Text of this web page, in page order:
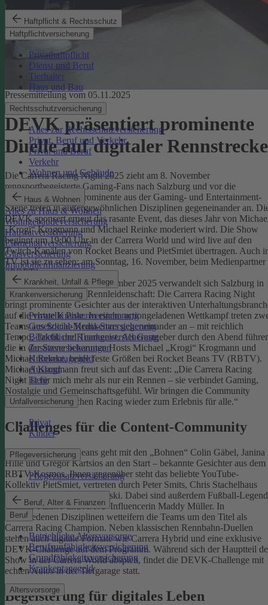
Haftpflicht & Rechtsschutz
Haftpflichtversicherung
Privathaftpflicht
Dienst und Beruf
Tierhalter
Haus und Bau
Rechtsschutzversicherung
Alles zur Rechtsschutzversicherung
Privat, Beruf und Verkehr
Privat und Beruf
Verkehr
Wohnen und Gebäude
Haus & Wohnen
Alles zu Haus & Wohnen
Wohngebäudeversicherung
Hausratversicherung
Elementarversicherung
Glasversicherung
Immobilienfinanzierung
Krankheit, Unfall & Pflege
Krankenversicherung
Private Krankenversicherung
Gesetzliche Krankenversicherung
Betriebliche Krankenversicherung
Zusatzversicherungen
Krankentagegeld
Ausland
Tiere
Unfallversicherung
Privat
Kinder
Pflegeversicherung
Pflegezusatzversicherung
Beruf, Alter & Finanzen
Beruf
Betriebliche Altersvorsorge
Berufsunfähigkeitsversicherung
Grundfähigkeitsversicherung
Krankentagegeld
Altersvorsorge
Pressemitteilung vom 05.11.2025
DEVK präsentiert prominente
Duelle auf digitaler Rennstrecke
Die Carrera Racing Night 2025 zieht am 8. November
rennsportbegeisterte Gaming-Fans nach Salzburg und vor die
Bildschirme. Denn Prominente aus der Gaming- und Entertainment-
Szene treten in außergewöhnlichen Disziplinen gegeneinander an.
DEVK sponsert erneut das rasante Event, das dieses Jahr von
„Krogi“ Krogmann und Michael Reinke moderiert wird. Die Show
beginnt um 19:00 Uhr in der Carrera World und wird live auf den
Twitch-Kanälen von Rocket Beans und PietSmiet übertragen. Auch
TV ist sie zu sehen: am Sonntag, 16. November, beim Medienpartner
SPORT1.
Köln/Salzburg – Am 8. November 2025 verwandelt sich Salzburg in
das Zentrum digitaler Rennleidenschaft: Die Carrera Racing Night
bringt prominente Gesichter aus der interaktiven
auf die virtuelle Piste. In einem actiongeladenen Wettkampf treten
Teams aus Social-Media-Stars gegeneinander an – mit reichlich
Tempo, Taktik und Teamgeist. Als Gastgeber durch den Abend
die in der Szene bekannten Hosts Michael „Krogi“ Krogmann und
Michael Reinke, beide feste Größen bei Rocket Beans TV (RBTV).
Michael Krogmann freut sich auf das Event: „Die Carrera Racing
Night ist für mich mehr als nur ein Rennen – sie verbindet Gaming,
Nostalgie und Gemeinschaftsgefühl. Wir bringen die Community
zusammen und machen Racing wieder zum Erlebnis für alle.“
Challenges für die Content-Community
Das Team Rocket Beans geht mit den „Bohnen“ Colin Gäbel, Janina
Hille und Gregor Kartsios an den Start – bekannte Gesichter aus dem
RBTV-Kosmos. Ihnen gegenüber steht das beliebte YouTube-
Kollektiv PietSmiet, vertreten durch Peter Smits, Chris Stachelhaus
und Julian „Jules“ Laschewski. Dabei sind außerdem Fußball-
Claudio Pizarro und A.T.U-Influencerin Maddy Müller. In
verschiedenen Disziplinen wetteifern die Teams um den Titel als
Carrera Racing Champion. Neben klassischen Rennbahn-Duellen
stehen auch digitale Formate wie Carrera Hybrid und eine exklusive
DEVK-Challenge auf dem Programm. Während sich der Hauptteil
Show in der Carrera World abspielt, findet die DEVK-Challenge mit
echten Autos in der Tiefgarage statt.
Begeisterung für digitales Leben